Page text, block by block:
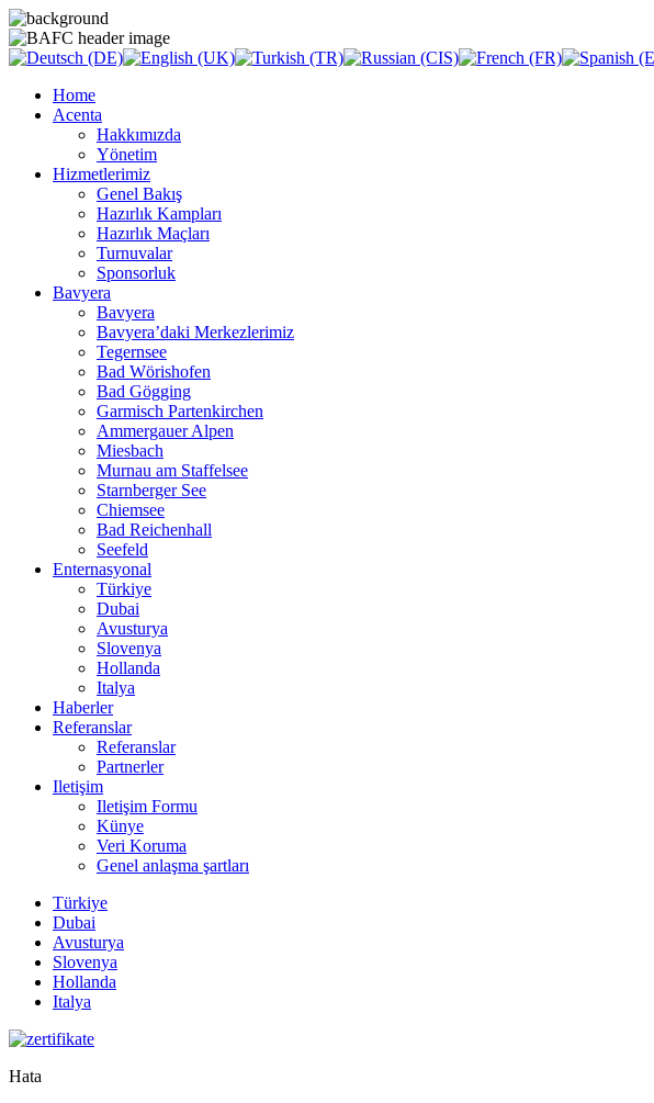
Home
Acenta
Hakkımızda
Yönetim
Hizmetlerimiz
Genel Bakış
Hazırlık Kampları
Hazırlık Maçları
Turnuvalar
Sponsorluk
Bavyera
Bavyera
Bavyera’daki Merkezlerimiz
Tegernsee
Bad Wörishofen
Bad Gögging
Garmisch Partenkirchen
Ammergauer Alpen
Miesbach
Murnau am Staffelsee
Starnberger See
Chiemsee
Bad Reichenhall
Seefeld
Enternasyonal
Türkiye
Dubai
Avusturya
Slovenya
Hollanda
Italya
Haberler
Referanslar
Referanslar
Partnerler
Iletişim
Iletişim Formu
Künye
Veri Koruma
Genel anlaşma şartları
Türkiye
Dubai
Avusturya
Slovenya
Hollanda
Italya
Hata